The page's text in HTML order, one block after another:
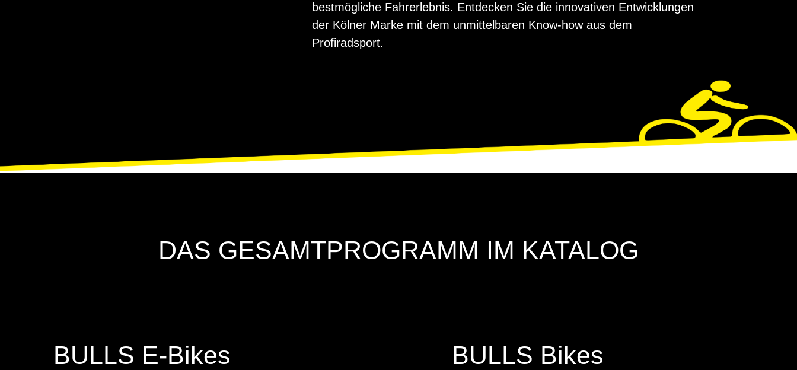
bestmögliche Fahrerlebnis. Entdecken Sie die innovativen Entwicklungen
der Kölner Marke mit dem unmittelbaren Know-how aus dem
Profiradsport.
DAS GESAMTPROGRAMM IM KATALOG
BULLS E-Bikes BULLS Bikes